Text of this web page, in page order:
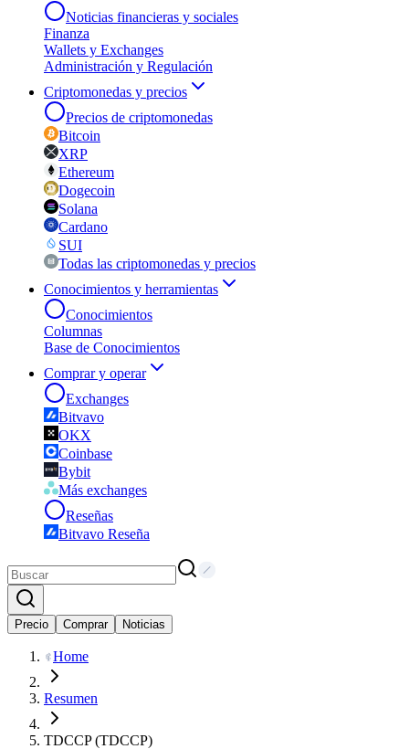
Noticias financieras y sociales
Finanza
Wallets y Exchanges
Administración y Regulación
Criptomonedas y precios
Precios de criptomonedas
Bitcoin
XRP
Ethereum
Dogecoin
Solana
Cardano
SUI
Todas las criptomonedas y precios
Conocimientos y herramientas
Conocimientos
Columnas
Base de Conocimientos
Comprar y operar
Exchanges
Bitvavo
OKX
Coinbase
Bybit
Más exchanges
Reseñas
Bitvavo Reseña
Precio Comprar Noticias
Home
Resumen
TDCCP (TDCCP)